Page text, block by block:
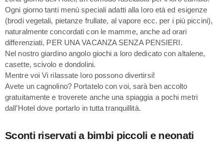
Ogni giorno tanti menù speciali adatti alla loro età ed esigenze
(brodi vegetali, pietanze frullate, al vapore ecc. per i più piccini),
naturalmente concordati con le mamme, anche ad orari
differenziati, PER UNA VACANZA SENZA PENSIERI.
Nel nostro giardino angolo giochi a loro dedicato con altalene,
casette, scivolo e dondolini.
Mentre voi Vi rilassate loro possono divertirsi!
Avete un cagnolino? Portatelo con voi, sarà ben accolto
gratuitamente e troverete anche una spiaggia a pochi metri
dall’Hotel dove portarlo in tutta tranquillità.
Sconti riservati a bimbi piccoli e neonati